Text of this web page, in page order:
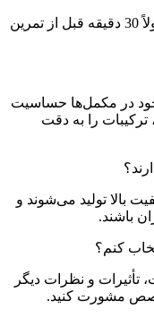
بهترین زمان مصرف مکمل‌های پمپ معمولاً 30 دقیقه قبل از تمرین
در مکمل‌ها حساسیت
را به دقت
بالا تولید می‌شوند و
باشند.
تأثیرات و نظرات دیگر
مشورت کنید.